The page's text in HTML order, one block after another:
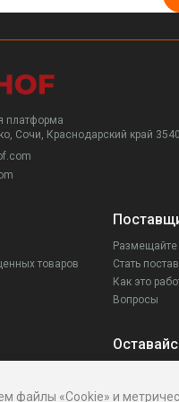
платформа
Сочи, Краснодарский край
товаров
Стать
Как это
Вопросы
файлы «Cookie» и